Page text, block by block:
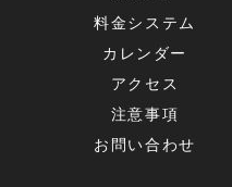
料金システム
カレンダー
アクセス
注意事項
お問い合わせ